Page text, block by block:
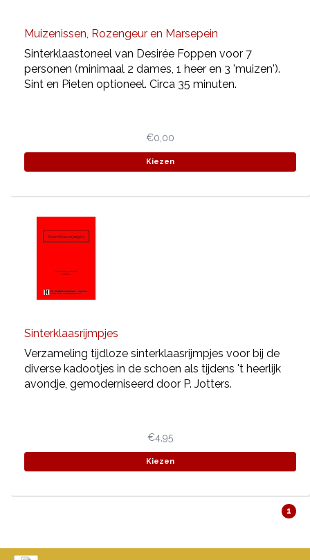
Muizenissen, Rozengeur en Marsepein
Sinterklaastoneel van Desirée Foppen voor 7
personen (minimaal 2 dames, 1 heer en 3 'muizen').
Sint en Pieten optioneel. Circa 35 minuten.
€0,00
Kiezen
Sinterklaasrijmpjes
Verzameling tijdloze sinterklaasrijmpjes voor bij de
diverse kadootjes in de schoen als tijdens 't heerlijk
avondje, gemoderniseerd door P. Jotters.
€4,95
Kiezen
1